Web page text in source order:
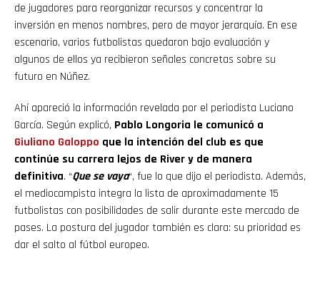
de jugadores para reorganizar recursos y concentrar la
inversión en menos nombres, pero de mayor jerarquía. En ese
escenario, varios futbolistas quedaron bajo evaluación y
algunos de ellos ya recibieron señales concretas sobre su
futuro en Núñez.
Ahí apareció la información revelada por el periodista Luciano
García. Según explicó, Pablo Longoria le comunicó a
Giuliano Galoppo que la intención del club es que
continúe su carrera lejos de River y de manera
definitiva. “Que se vaya“, fue lo que dijo el periodista. Además,
el mediocampista integra la lista de aproximadamente 15
futbolistas con posibilidades de salir durante este mercado de
pases. La postura del jugador también es clara: su prioridad es
dar el salto al fútbol europeo.